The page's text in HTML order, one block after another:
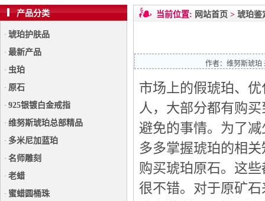
产品分类
· 琥珀护肤品
· 最新产品
· 虫珀
· 原石
· 925银镀白金戒指
· 维努斯琥珀总部精品
· 多米尼加蓝珀
· 名师雕刻
· 老蜡
· 蜜蜡圆桶珠
当前位置: 网站首页 > 琥珀鉴
作者： 维努斯琥珀
市场上的假琥珀、
人，大部分都有购
避免的事情。为了
多多掌握琥珀的相
购买琥珀原石。这
很不错。对于原矿